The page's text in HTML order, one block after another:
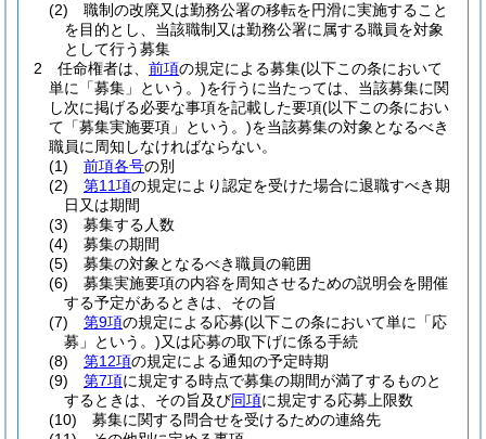
(2)
職制の改廃又は勤務公署の移転を円滑に実施すること
を目的とし、当該職制又は勤務公署に属する職員を対象
として行う募集
2
任命権者は、 前項の規定による募集(以下この条において
単に「募集」という。)を行うに当たっては、当該募集に関
し次に掲げる必要な事項を記載した要項(以下この条におい
て「募集実施要項」という。)を当該募集の対象となるべき
職員に周知しなければならない。
(1)
前項各号の別
(2)
第11項の規定により認定を受けた場合に退職すべき期
日又は期間
(3)
募集する人数
(4)
募集の期間
(5)
募集の対象となるべき職員の範囲
(6)
募集実施要項の内容を周知させるための説明会を開催
する予定があるときは、その旨
(7)
第9項の規定による応募(以下この条において単に「応
募」という。)又は応募の取下げに係る手続
(8)
第12項の規定による通知の予定時期
(9)
第7項に規定する時点で募集の期間が満了するものと
するときは、その旨及び同項に規定する応募上限数
(10)
募集に関する問合せを受けるための連絡先